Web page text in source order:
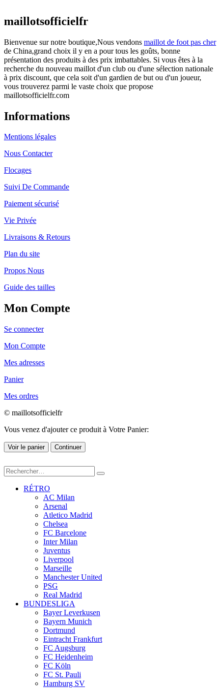
maillotsofficielfr
Bienvenue sur notre boutique,Nous vendons maillot de foot pas cher
de China,grand choix il y en a pour tous les goûts, bonne
présentation des produits à des prix imbattables. Si vous êtes à la
recherche du nouveau maillot d'un club ou d'une sélection nationale
à prix discount, que cela soit d'un gardien de but ou d'un joueur,
vous trouverez parmi le vaste choix que propose
maillotsofficielfr.com
Informations
Mentions légales
Nous Contacter
Flocages
Suivi De Commande
Paiement sécurisé
Vie Privée
Livraisons & Retours
Plan du site
Propos Nous
Guide des tailles
Mon Compte
Se connecter
Mon Compte
Mes adresses
Panier
Mes ordres
© maillotsofficielfr
Vous venez d'ajouter ce produit à Votre Panier:
Voir le panier Continuer
RÉTRO
AC Milan
Arsenal
Atletico Madrid
Chelsea
FC Barcelone
Inter Milan
Juventus
Liverpool
Marseille
Manchester United
PSG
Real Madrid
BUNDESLIGA
Bayer Leverkusen
Bayern Munich
Dortmund
Eintracht Frankfurt
FC Augsburg
FC Heidenheim
FC Köln
FC St. Pauli
Hamburg SV